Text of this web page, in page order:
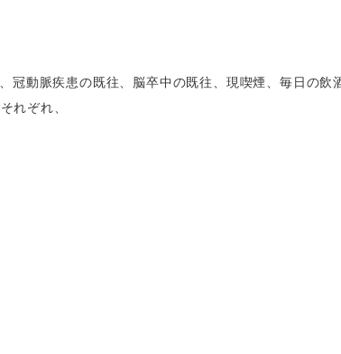
動脈疾患の既往、脳卒中の既往、現喫煙、毎日の飲
れぞれ、